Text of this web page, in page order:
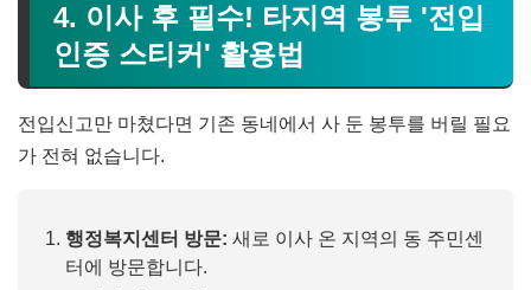
4. 이사 후 필수! 타지역 봉투 '전입
인증 스티커' 활용법
전입신고만 마쳤다면 기존 동네에서 사 둔 봉투를 버릴 필요
가 전혀 없습니다.
행정복지센터 방문: 새로 이사 온 지역의 동 주민센
터에 방문합니다.